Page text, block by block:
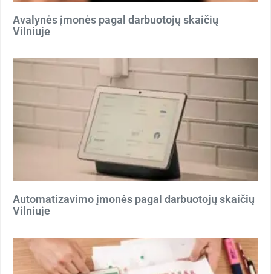
Avalynės įmonės pagal darbuotojų skaičių
Vilniuje
Automatizavimo įmonės pagal darbuotojų skaičių
Vilniuje